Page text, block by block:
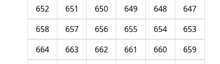
647
648
649
650
651
652
653
654
655
656
657
658
659
660
661
662
663
664